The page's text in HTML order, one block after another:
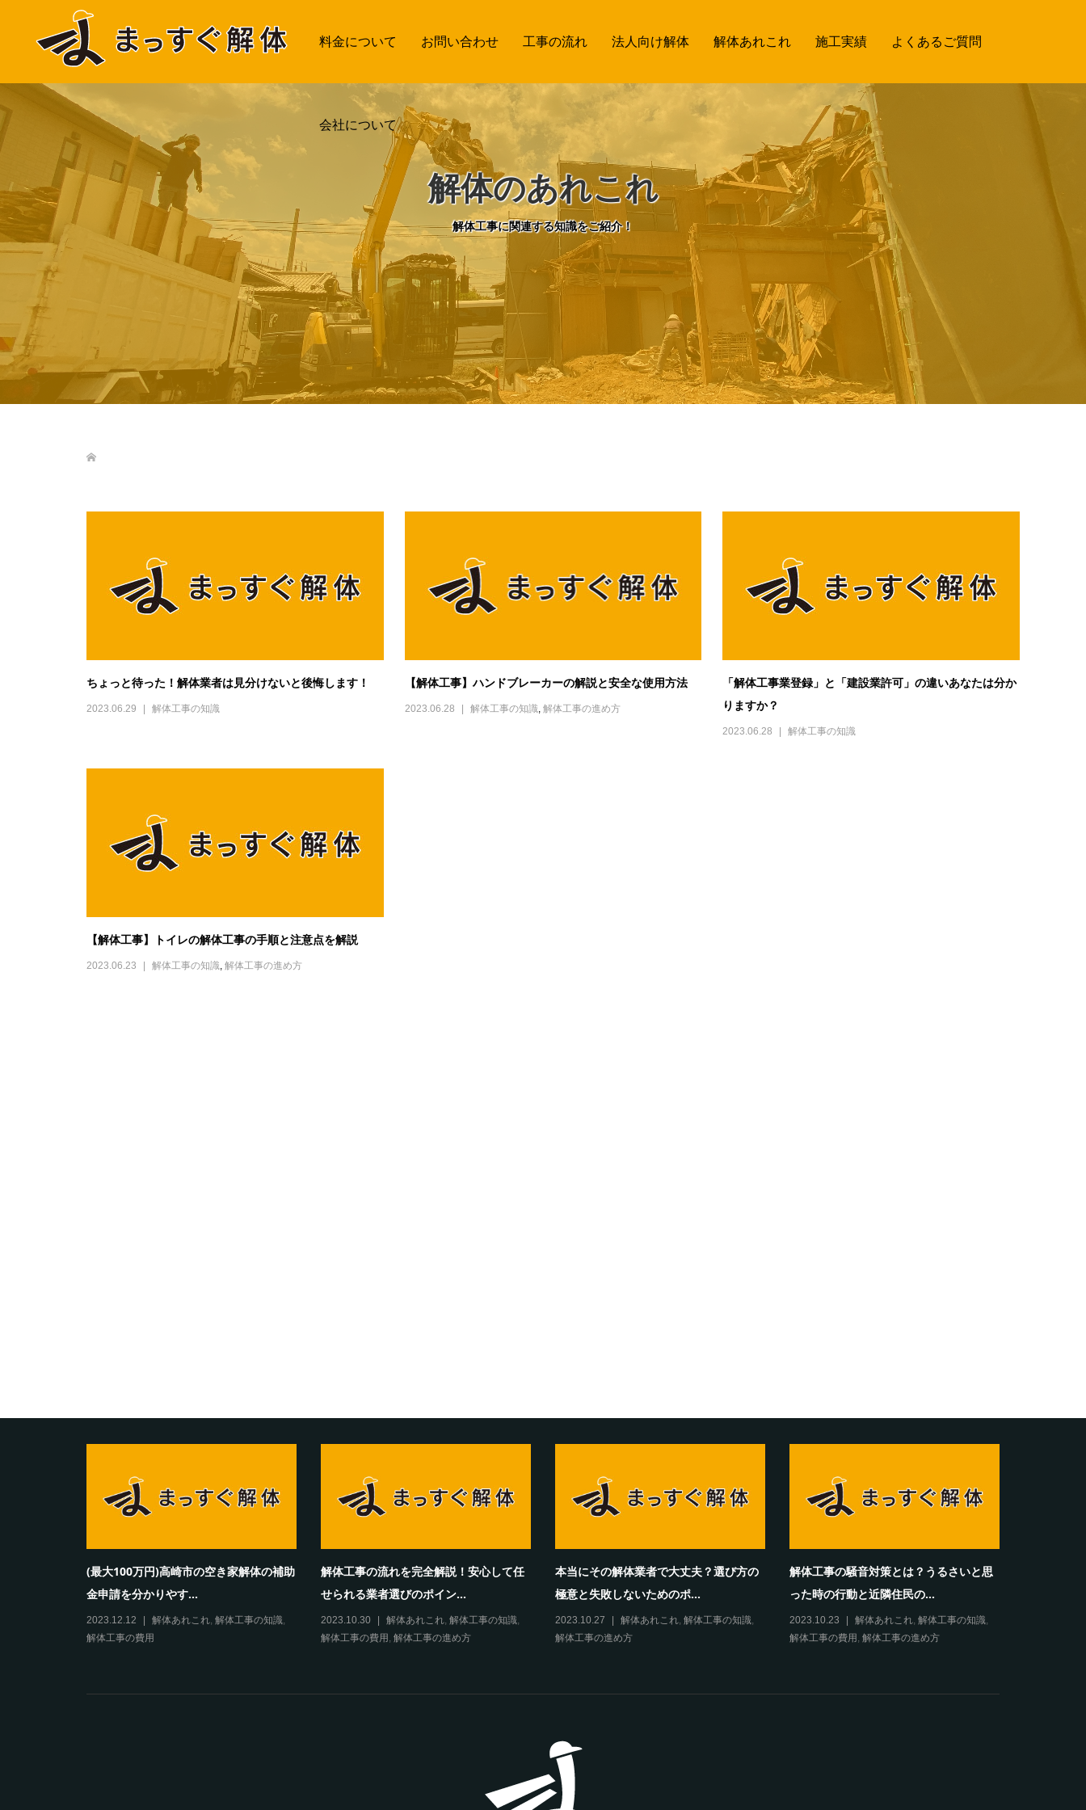
料金について お問い合わせ 工事の流れ 法人向け解体 解体あれこれ 施工実績 よくあるご質問
会社について
解体のあれこれ
解体工事に関連する知識をご紹介！
ちょっと待った！解体業者は見分けないと後悔します！
2023.06.29 解体工事の知識
【解体工事】ハンドブレーカーの解説と安全な使用方法
2023.06.28 解体工事の知識 解体工事の進め方
「解体工事業登録」と「建設業許可」の違いあなたは分か
りますか？
2023.06.28 解体工事の知識
【解体工事】トイレの解体工事の手順と注意点を解説
2023.06.23 解体工事の知識, 解体工事の進め方
(最大100万円)高崎市の空き家解体の補助
金申請を分かりやす...
2023.12.12 解体あれこれ, 解体工事の知識,
解体工事の費用
解体工事の流れを完全解説！安心して任
せられる業者選びのポイン...
2023.10.30 解体あれこれ, 解体工事の知識,
解体工事の費用 , 解体工事の進め方
本当にその解体業者で大丈夫？選び方の
極意と失敗しないためのポ...
2023.10.27 解体あれこれ, 解体工事の知識,
解体工事の進め方
解体工事の騒音対策とは？うるさいと思
った時の行動と近隣住民の...
2023.10.23 解体あれこれ, 解体工事の知識,
解体工事の費用 , 解体工事の進め方